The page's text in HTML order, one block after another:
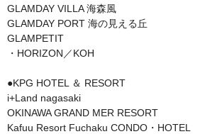
GLAMDAY VILLA 海森風
GLAMDAY PORT 海の見える丘
GLAMPETIT
・HORIZON／KOH
●KPG HOTEL ＆ RESORT
i+Land nagasaki
OKINAWA GRAND MER RESORT
Kafuu Resort Fuchaku CONDO・HOTEL